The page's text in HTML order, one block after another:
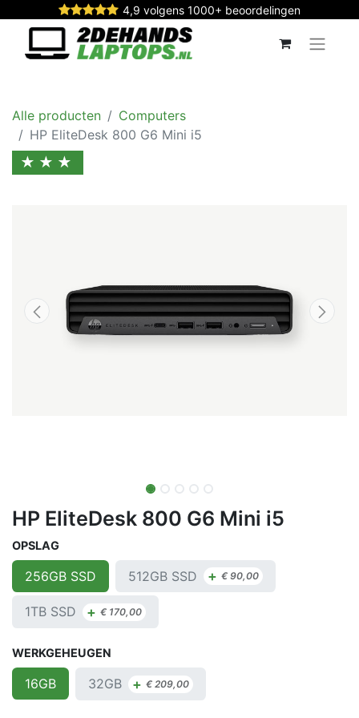
4,9 volgens 1000+ beoordelingen
Alle producten
Computers
HP EliteDesk 800 G6 Mini i5
★★★
HP EliteDesk 800 G6 Mini i5
OPSLAG
256GB SSD 512GB SSD + €90,00
1TB SSD + € 170,00
WERKGEHEUGEN
16GB 32GB + €209,00